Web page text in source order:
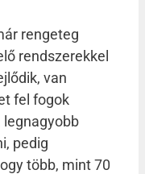
rengeteg
rendszerekkel
van
fel fogok
legnagyobb
pedig
több, mint 70